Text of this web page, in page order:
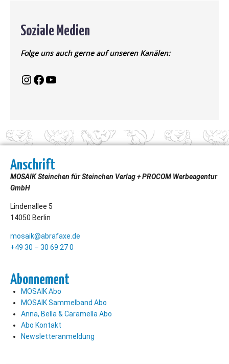
Soziale Medien
Folge uns auch gerne auf unseren Kanälen:
Anschrift
MOSAIK Steinchen für Steinchen Verlag + PROCOM Werbeagentur
GmbH
Lindenallee 5
14050 Berlin
mosaik@abrafaxe.de
+49 30 – 30 69 27 0
Abonnement
MOSAIK Abo
MOSAIK Sammelband Abo
Anna, Bella & Caramella Abo
Abo Kontakt
Newsletteranmeldung